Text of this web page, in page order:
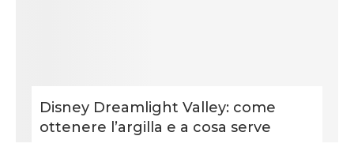
Disney Dreamlight Valley: come
ottenere l’argilla e a cosa serve